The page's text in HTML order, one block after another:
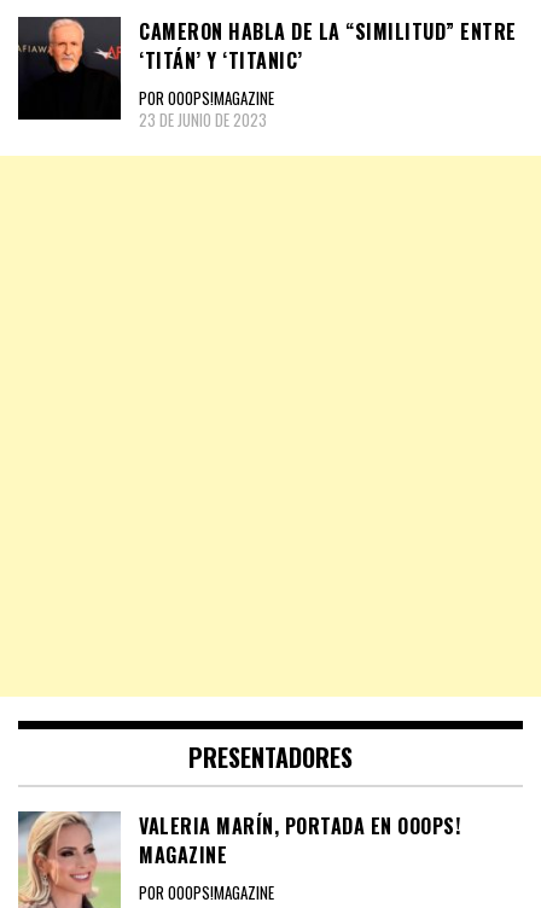
CAMERON HABLA DE LA “SIMILITUD” ENTRE
‘TITÁN’ Y ‘TITANIC’
POR OOOPS!MAGAZINE
23 DE JUNIO DE 2023
PRESENTADORES
VALERIA MARÍN, PORTADA EN OOOPS!
MAGAZINE
POR OOOPS!MAGAZINE